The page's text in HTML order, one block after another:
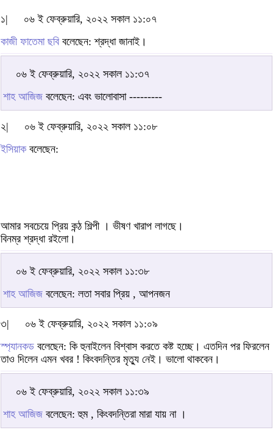
১|
০৬ ই ফেব্রুয়ারি, ২০২২ সকাল ১১:০৭
কাজী ফাতেমা ছবি বলেছেন: শ্রদ্ধা জানাই।
০৬ ই ফেব্রুয়ারি, ২০২২ সকাল ১১:৩৭
শাহ আজিজ বলেছেন: এবং ভালোবাসা ---------
২|
০৬ ই ফেব্রুয়ারি, ২০২২ সকাল ১১:০৮
ইসিয়াকবলেছেন:
আমার সবচেয়ে প্রিয় কন্ঠ শিল্পী । ভীষণ খারাপ লাগছে।
বিনম্র শ্রদ্ধা রইলো।
০৬ ই ফেব্রুয়ারি, ২০২২ সকাল ১১:৩৮
শাহ আজিজ বলেছেন: লতা সবার প্রিয় , আপনজন
৩|
০৬ ই ফেব্রুয়ারি, ২০২২ সকাল ১১:০৯
স্প্যানকড বলেছেন: কি হুনাইলেন বিশ্বাস করতে কষ্ট হচ্ছে। এতদিন পর ফিরলেন
তাও দিলেন এমন খবর ! কিংবদন্তির মৃত্যু নেই। ভালো থাকবেন।
০৬ ই ফেব্রুয়ারি, ২০২২ সকাল ১১:৩৯
শাহ আজিজ বলেছেন: হুম , কিংবদন্তিরা মারা যায় না ।